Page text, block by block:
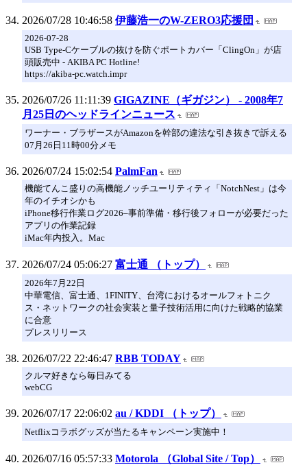
2026/07/28 10:46:58 伊藤浩一のW-ZERO3応援団
2026-07-28
USB Type-Cケーブルの抜けを防ぐポートカバー「ClingOn」が店
頭販売中 - AKIBA PC Hotline!
https://akiba-pc.watch.impr
2026/07/26 11:11:39 GIGAZINE（ギガジン） - 2008年7
月25日のヘッドラインニュース
ワーナー・ブラザースがAmazonを幹部の違法な引き抜きで訴える
07月26日11時00分メモ
2026/07/24 15:02:54 PalmFan
機能てんこ盛りの高機能ノッチユーリティティ「NotchNest」は今
年のイチオシかも
iPhone移行作業ログ2026–事前準備・移行後フォローが必要だった
アプリの作業記録
iMac年内投入。Mac
2026/07/24 05:06:27 富士通 （トップ）
2026年7月22日
中華電信、富士通、1FINITY、台湾におけるオールフォトニク
ス・ネットワークの社会実装と量子技術活用に向けた戦略的協業
に合意
プレスリリース
2026/07/22 22:46:47 RBB TODAY
クルマ好きなら毎日みてる
webCG
2026/07/17 22:06:02 au / KDDI （トップ）
Netflixコラボグッズが当たるキャンペーン実施中！
2026/07/16 05:57:33 Motorola （Global Site / Top）